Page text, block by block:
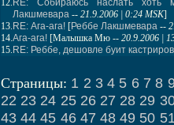
12. RE: Собираюсь наслать хоть
Лакшмевара -- 21.9.2006 | 0:24 MSK]
13. RE: Ага-ага! [Реббе Лакшмевара --
14.Ага-ага! [Малышка Мю -- 20.9.2006 |
15. RE: Реббе, дешовле буит
Страницы: 1 2 3 4 5 6 7 8
22 23 24 25 26 27 28 29
43 44 45 46 47 48 49 50